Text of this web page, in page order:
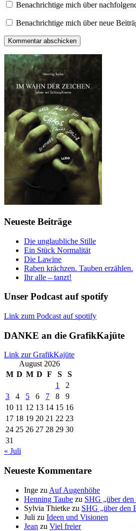
Benachrichtige mich über
Benachrichtige mich über neue
Neueste Beiträge
Die unglaubliche Stille
Ein Stück Normalität
Die Lawine
Raben krächzen. Tauben erzählen.
Ihr alle – tanzt!
Unser Podcast auf spotify
Link zum Podcast auf spotify
DANKE an die GrafikKajüte
Link zur GrafikKajüte
August 2026
M D M D F S
S
1
2
3
4 5 6 7 8
9
10 11 12 13 14 15 16
17 18 19 20 21 22 23
24 25 26 27 28 29 30
31
« Juli
Neueste Kommentare
Inge zu Auf Augenhöhe
Henning Taube zu SHG „über den
Sylvia Thietke zu SHG „über den
Juli zu Ideen und Visionen
Jean zu Viel freier